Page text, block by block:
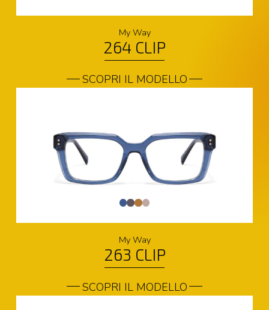
My Way
264 CLIP
SCOPRI IL MODELLO
My Way
263 CLIP
SCOPRI IL MODELLO